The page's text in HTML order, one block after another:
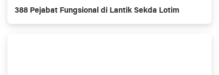
388 Pejabat Fungsional di Lantik Sekda Lotim